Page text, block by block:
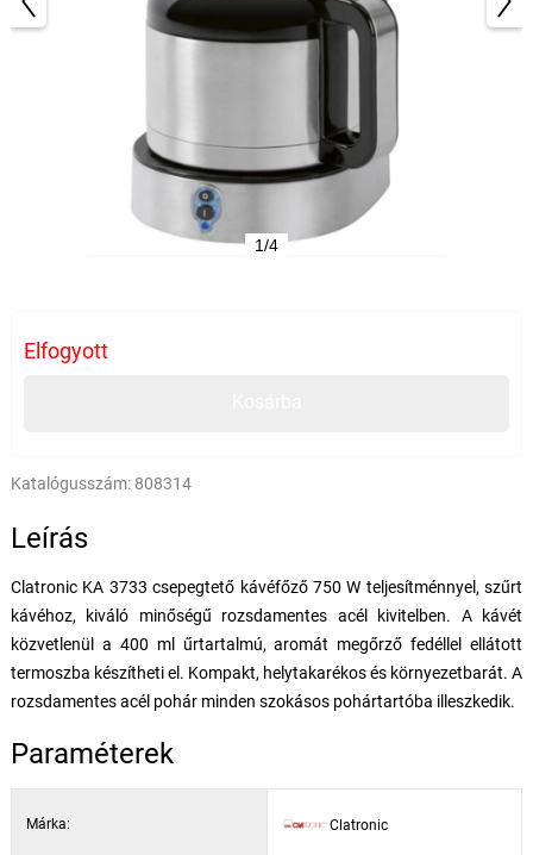
1/4
Elfogyott
Katalógusszám: 808314
Leírás
Clatronic KA 3733 csepegtető kávéfőző 750 W teljesítménnyel, szűrt
kávéhoz, kiváló minőségű rozsdamentes acél kivitelben. A kávét
közvetlenül a 400 ml űrtartalmú, aromát megőrző fedéllel ellátott
termoszba készítheti el. Kompakt, helytakarékos és környezetbarát. A
rozsdamentes acél pohár minden szokásos pohártartóba illeszkedik.
Paraméterek
Márka: Clatronic